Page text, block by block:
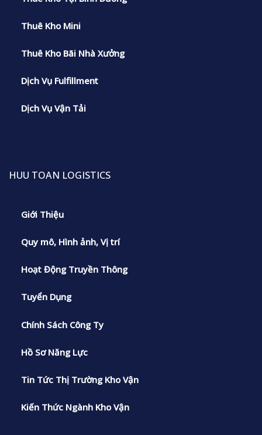
Thuê Kho Mini
Thuê Kho Bãi Nhà Xưởng
Dịch Vụ Fulfillment
Dịch Vụ Vận Tải
HUU TOAN LOGISTICS
Giới Thiệu
Quy mô, Hình ảnh, Vị trí
Hoạt Động Truyền Thông
Tuyển Dụng
Chính Sách Công Ty
Hồ Sơ Năng Lực
Tin Tức Thị Trường Kho Vận
Kiến Thức Ngành Kho Vận